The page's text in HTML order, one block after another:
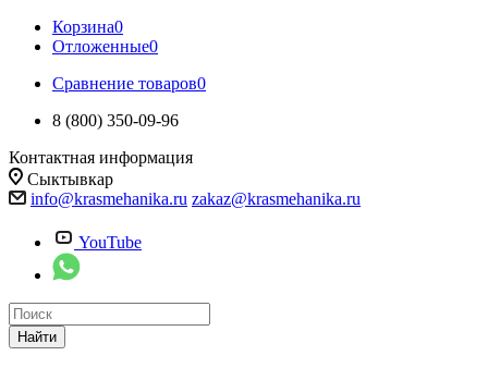
Корзина0
Отложенные0
Сравнение товаров0
8 (800) 350-09-96
Контактная информация
Сыктывкар
info@krasmehanika.ru zakaz@krasmehanika.ru
YouTube
Найти